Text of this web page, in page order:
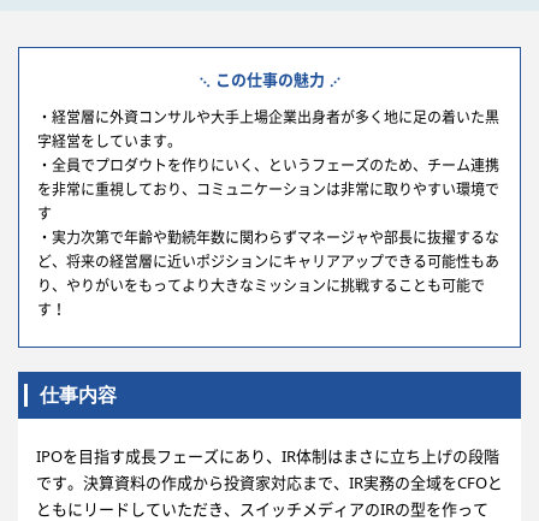
この仕事の魅力
・経営層に外資コンサルや大手上場企業出身者が多く地に足の着いた黒
字経営をしています。
・全員でプロダウトを作りにいく、というフェーズのため、チーム連携
を非常に重視しており、コミュニケーションは非常に取りやすい環境で
す
・実力次第で年齢や勤続年数に関わらずマネージャや部長に抜擢するな
ど、将来の経営層に近いポジションにキャリアアップできる可能性もあ
り、やりがいをもってより大きなミッションに挑戦することも可能で
す！
仕事内容
IPOを目指す成長フェーズにあり、IR体制はまさに立ち上げの段階
です。決算資料の作成から投資家対応まで、IR実務の全域をCFOと
ともにリードしていただき、スイッチメディアのIRの型を作って